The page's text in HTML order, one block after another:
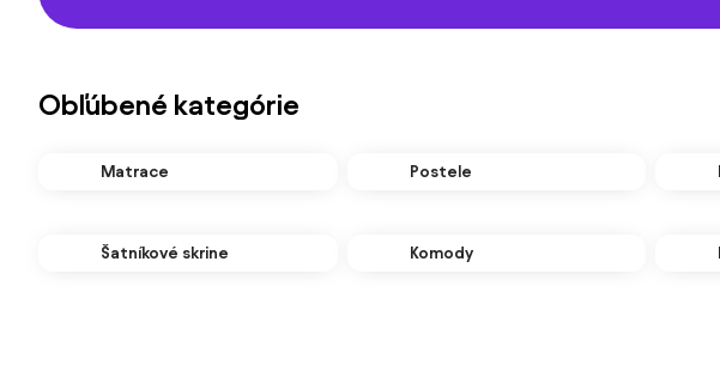
Obľúbené kategórie
Matrace Postele
Šatníkové skrine Komody